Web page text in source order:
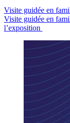
Visite guidée en
Visite guidée en
l’exposition